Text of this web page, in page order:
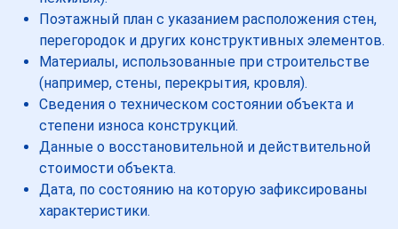
Поэтажный план с указанием расположения стен,
перегородок и других конструктивных элементов.
Материалы, использованные при строительстве
(например, стены, перекрытия, кровля).
Сведения о техническом состоянии объекта и
степени износа конструкций.
Данные о восстановительной и действительной
стоимости объекта.
Дата, по состоянию на которую зафиксированы
характеристики.